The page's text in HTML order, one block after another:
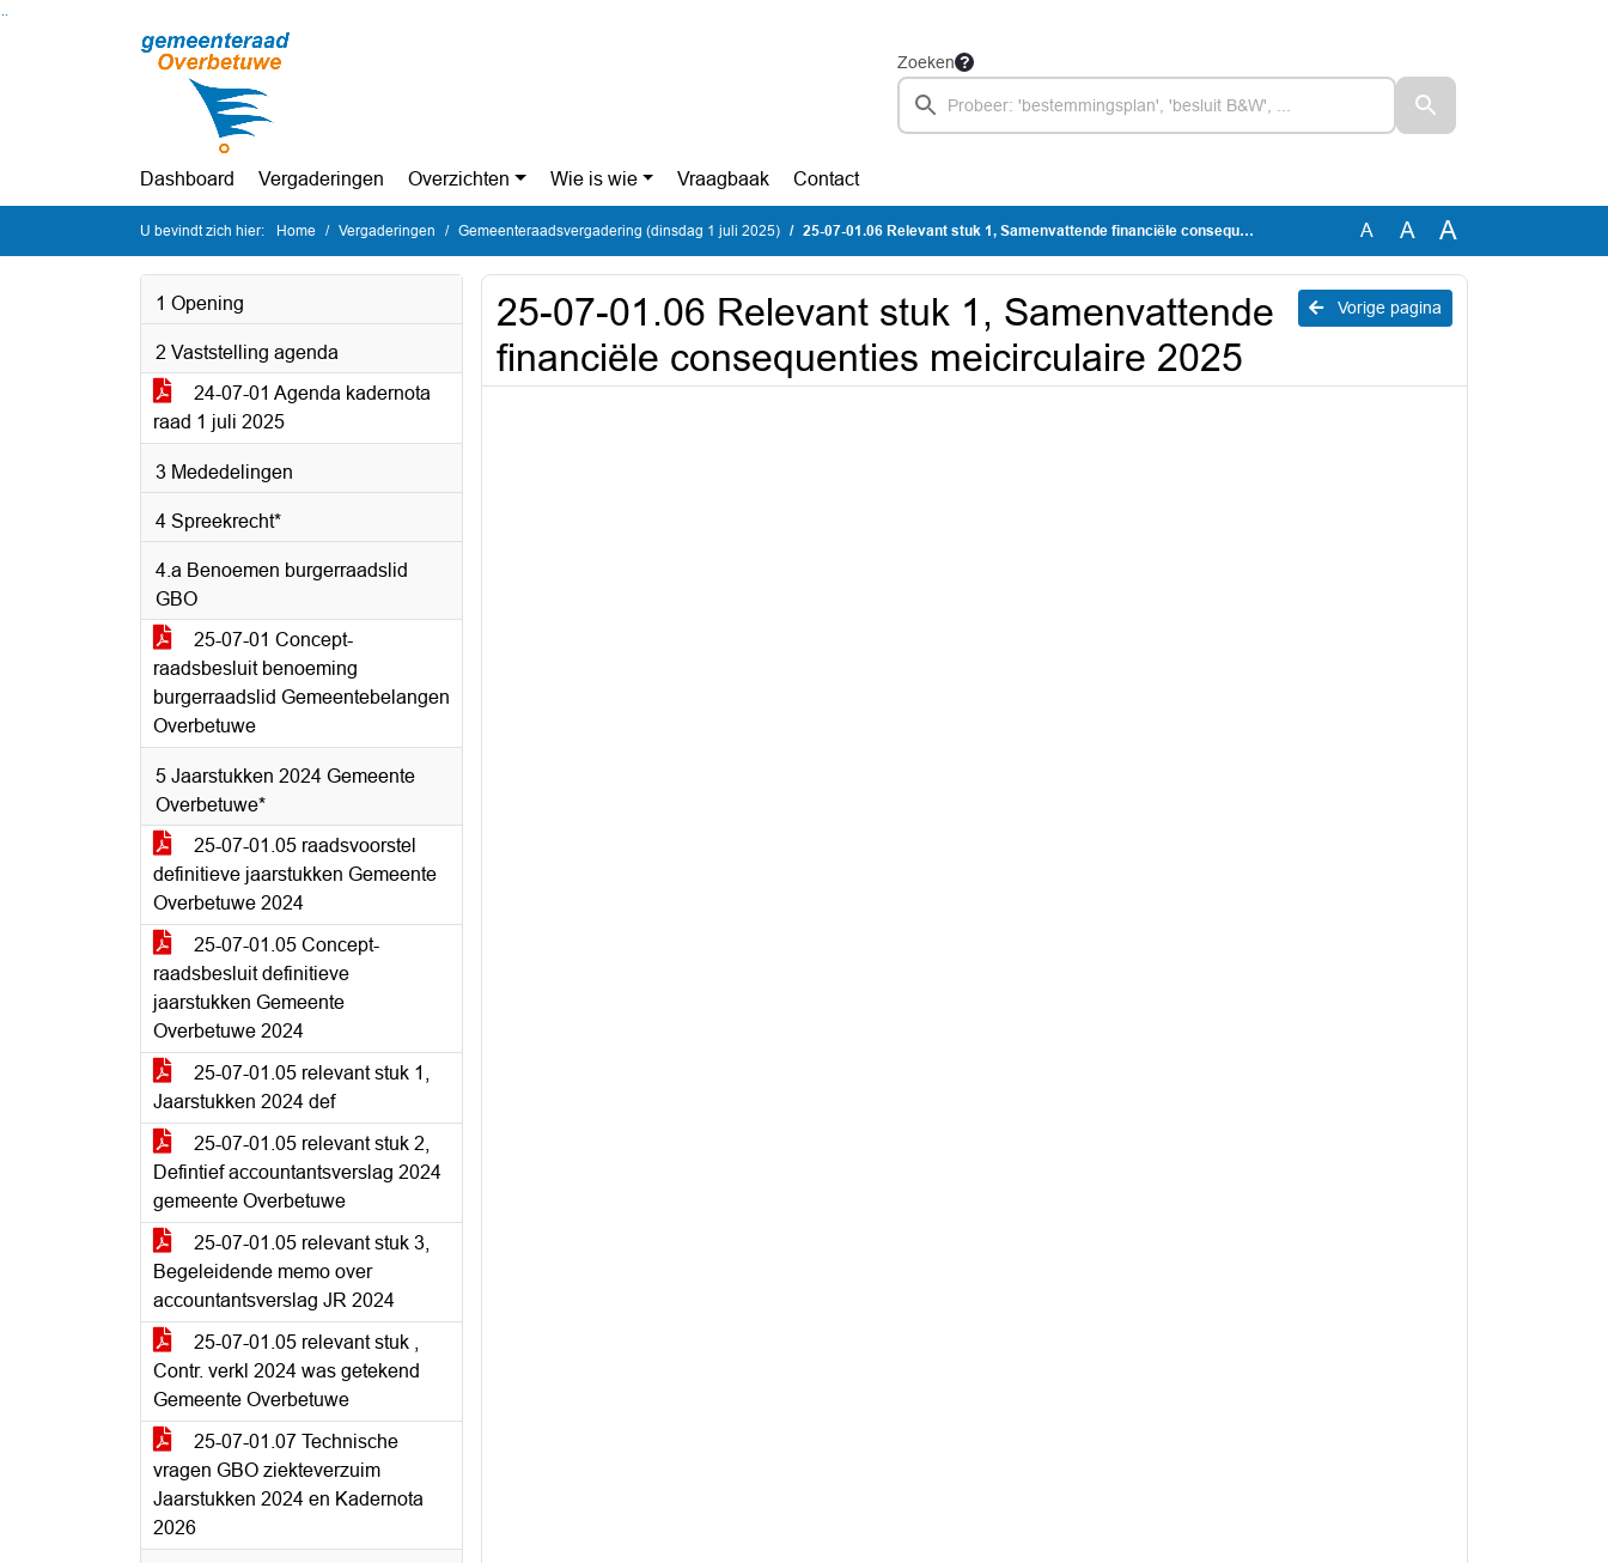
Ga naar de inhoud van deze pagina
Zoeken
Dashboard Vergaderingen Overzichten Wie is wie Vraagbaak Contact
U bevindt zich hier: Home Vergaderingen Gemeenteraadsvergadering (dinsdag 1 juli 2025) 25-07-01.06 Relevant stuk 1, Samenvattende financiële consequenties meicirculaire 2025 A A A
1 Opening
2 Vaststelling agenda
24-07-01 Agenda kadernota
raad 1 juli 2025
3 Mededelingen
4 Spreekrecht*
4.a Benoemen burgerraadslid
GBO
25-07-01 Concept-
raadsbesluit benoeming
burgerraadslid Gemeentebelangen
Overbetuwe
5 Jaarstukken 2024 Gemeente
Overbetuwe*
25-07-01.05 raadsvoorstel
definitieve jaarstukken Gemeente
Overbetuwe 2024
25-07-01.05 Concept-
raadsbesluit definitieve
jaarstukken Gemeente
Overbetuwe 2024
25-07-01.05 relevant stuk 1,
Jaarstukken 2024 def
25-07-01.05 relevant stuk 2,
Defintief accountantsverslag 2024
gemeente Overbetuwe
25-07-01.05 relevant stuk 3,
Begeleidende memo over
accountantsverslag JR 2024
25-07-01.05 relevant stuk ,
Contr. verkl 2024 was getekend
Gemeente Overbetuwe
25-07-01.07 Technische
vragen GBO ziekteverzuim
Jaarstukken 2024 en Kadernota
2026
Vorige pagina
25-07-01.06 Relevant stuk 1, Samenvattende
financiële consequenties meicirculaire 2025